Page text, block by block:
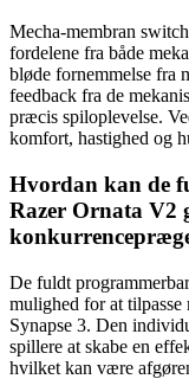
Mecha-membran
fordelene fra både
bløde fornemmelse fra
feedback fra de
præcis spiloplevelse.
komfort, hastighed og
Hvordan kan de
Razer Ornata V2
De fuldt
mulighed for at
Synapse 3. Den
spillere at skabe en
hvilket kan være